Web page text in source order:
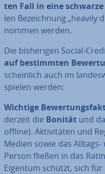
ten Fall in eine
len Be­zeich­nung
nom­men werden.
Die bis­he­ri­gen Social-
auf be­stimm­ten
schein­lich auch im
spielen werden:
Wichtige
derzeit die Bonität und
offline). Ak­ti­vi­tä­ten und
Medien sowie das
Person fließen in das
Eigentum schützt, sich